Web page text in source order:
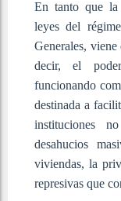
En tanto que la
leyes del
Generales, viene
decir, el
funcionando
destinada a
instituciones
desahucios
viviendas, la
represivas que